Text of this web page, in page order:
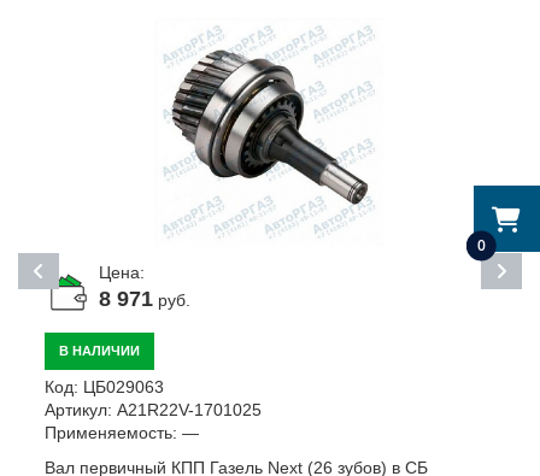
0
Цена:
8 971руб.
В НАЛИЧИИ
Код: ЦБ029063
Артикул: A21R22V-1701025
Применяемость: —
Вал первичный КПП Газель Next (26 зубов) в СБ